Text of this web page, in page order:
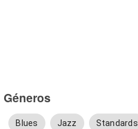
Géneros
Blues Jazz Standards